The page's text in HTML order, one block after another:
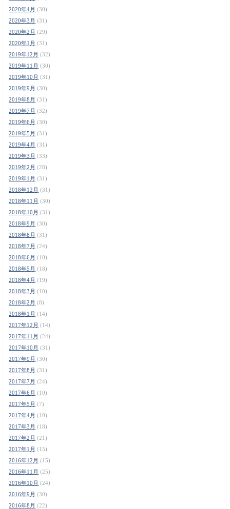
2020年4月 (30)
2020年3月 (31)
2020年2月 (29)
2020年1月 (31)
2019年12月 (32)
2019年11月 (30)
2019年10月 (31)
2019年9月 (30)
2019年8月 (31)
2019年7月 (32)
2019年6月 (30)
2019年5月 (31)
2019年4月 (31)
2019年3月 (33)
2019年2月 (28)
2019年1月 (31)
2018年12月 (31)
2018年11月 (30)
2018年10月 (31)
2018年9月 (30)
2018年8月 (31)
2018年7月 (24)
2018年6月 (10)
2018年5月 (18)
2018年4月 (19)
2018年3月 (10)
2018年2月 (8)
2018年1月 (14)
2017年12月 (14)
2017年11月 (24)
2017年10月 (31)
2017年9月 (30)
2017年8月 (31)
2017年7月 (24)
2017年6月 (10)
2017年5月 (7)
2017年4月 (10)
2017年3月 (18)
2017年2月 (21)
2017年1月 (15)
2016年12月 (15)
2016年11月 (25)
2016年10月 (24)
2016年9月 (30)
2016年8月 (22)